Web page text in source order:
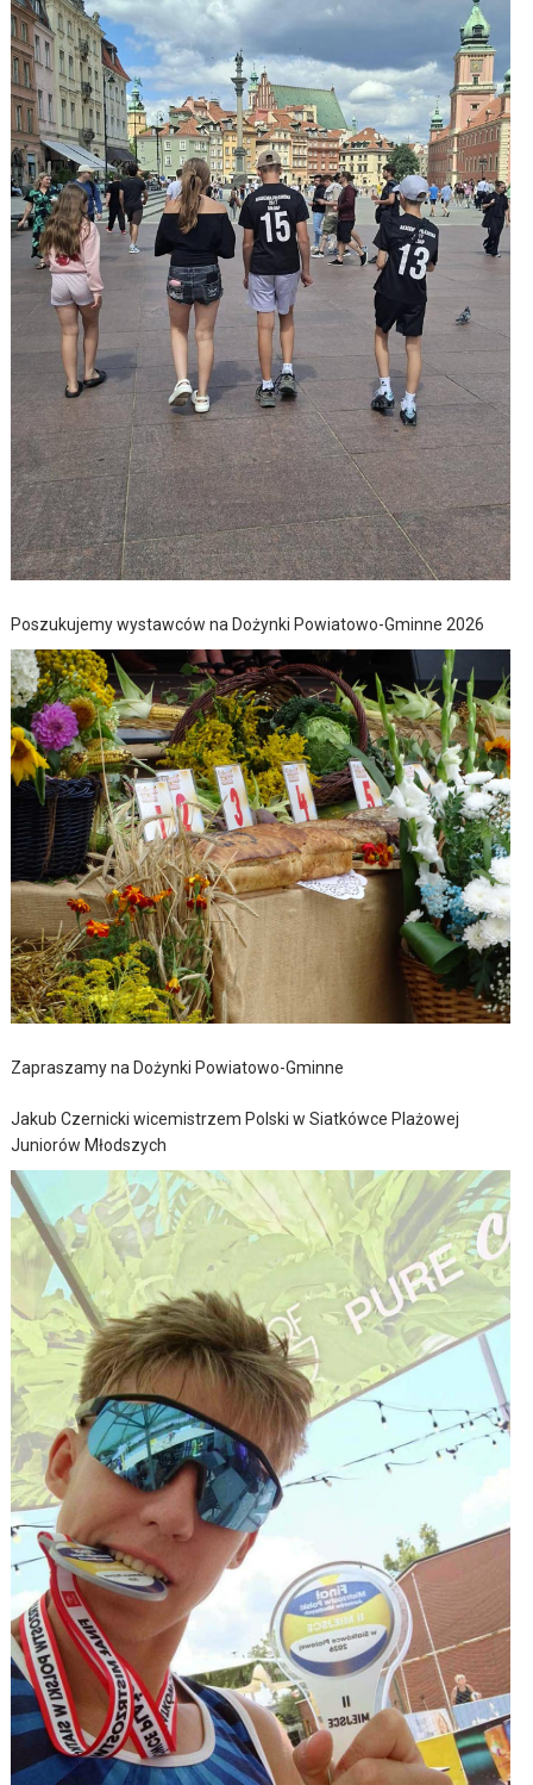
Poszukujemy wystawców na Dożynki Powiatowo-Gminne 2026
Zapraszamy na Dożynki Powiatowo-Gminne
Jakub Czernicki wicemistrzem Polski w Siatkówce Plażowej
Juniorów Młodszych